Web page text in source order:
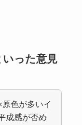
った意見
色が多いイ
成感が否め